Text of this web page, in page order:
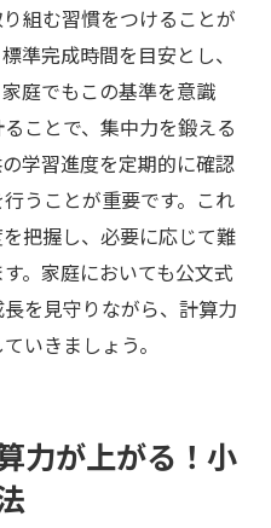
組む習慣をつけることが
準完成時間を目安とし、
庭でもこの基準を意識
ことで、集中力を鍛える
学習進度を定期的に確認
うことが重要です。これ
把握し、必要に応じて難
。家庭においても公文式
を見守りながら、計算力
いきましょう。
力が上がる！小